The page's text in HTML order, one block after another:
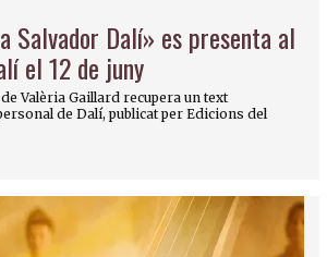
Salvador Dalí» es presenta al
el 12 de juny
Valèria Gaillard recupera un text
de Dalí, publicat per Edicions del